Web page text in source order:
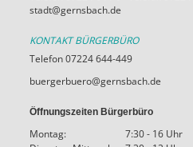
stadt@gernsbach.de
KONTAKT BÜRGERBÜRO
Telefon 07224 644-449
buergerbuero@gernsbach.de
Öffnungszeiten Bürgerbüro
Montag:
7:30 - 16 Uhr